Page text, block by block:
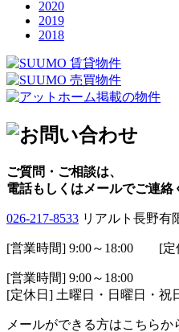
2020
2019
2018
ご質問・ご相談は、
電話もしくはメールでご連絡
026-217-8533 リアルト長野有
[営業時間] 9:00～18:00 [定
[営業時間] 9:00～18:00
[定休日] 土曜日・日曜日・祝
メールができる方はこちらか